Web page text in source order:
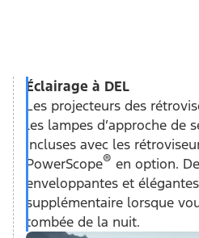
Éclairage à DEL
Les projecteurs des
les lampes d’approche de
incluses avec les
PowerScope® en option.
enveloppantes et
supplémentaire lorsque
tombée de la nuit.